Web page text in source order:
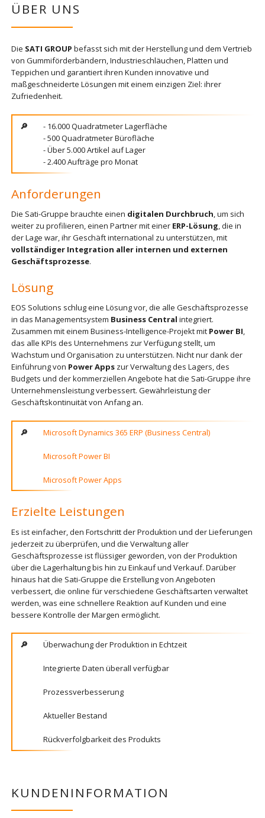
ÜBER UNS
Die SATI GROUP befasst sich mit der Herstellung und dem Vertrieb
von Gummiförderbändern, Industrieschläuchen, Platten und
Teppichen und garantiert ihren Kunden innovative und
maßgeschneiderte Lösungen mit einem einzigen Ziel: ihrer
Zufriedenheit.
- 16.000 Quadratmeter Lagerfläche
- 500 Quadratmeter Bürofläche
- Über 5.000 Artikel auf Lager
- 2.400 Aufträge pro Monat
Anforderungen
Die Sati-Gruppe brauchte einen digitalen Durchbruch, um sich
weiter zu profilieren, einen Partner mit einer ERP-Lösung, die in
der Lage war, ihr Geschäft international zu unterstützen, mit
vollständiger Integration aller internen und externen
Geschäftsprozesse.
Lösung
EOS Solutions schlug eine Lösung vor, die alle Geschäftsprozesse
in das Managementsystem Business Central integriert.
Zusammen mit einem Business-Intelligence-Projekt mit Power BI,
das alle KPIs des Unternehmens zur Verfügung stellt, um
Wachstum und Organisation zu unterstützen. Nicht nur dank der
Einführung von Power Appszur Verwaltung des Lagers, des
Budgets und der kommerziellen Angebote hat die Sati-Gruppe ihre
Unternehmensleistung verbessert. Gewährleistung der
Geschäftskontinuität von Anfang an.
Microsoft Dynamics 365 ERP (Business Central)
Microsoft Power BI
Microsoft Power Apps
Erzielte Leistungen
Es ist einfacher, den Fortschritt der Produktion und der Lieferungen
jederzeit zu überprüfen, und die Verwaltung aller
Geschäftsprozesse ist flüssiger geworden, von der Produktion
über die Lagerhaltung bis hin zu Einkauf und Verkauf. Darüber
hinaus hat die Sati-Gruppe die Erstellung von Angeboten
verbessert, die online für verschiedene Geschäftsarten verwaltet
werden, was eine schnellere Reaktion auf Kunden und eine
bessere Kontrolle der Margen ermöglicht.
Überwachung der Produktion in Echtzeit
Integrierte Daten überall verfügbar
Prozessverbesserung
Aktueller Bestand
Rückverfolgbarkeit des Produkts
KUNDENINFORMATION